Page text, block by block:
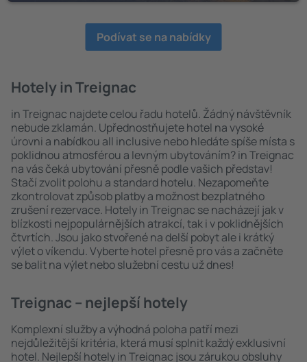
Podívat se na nabídky
Hotely in Treignac
in Treignac najdete celou řadu hotelů. Žádný návštěvník
nebude zklamán. Upřednostňujete hotel na vysoké
úrovni a nabídkou all inclusive nebo hledáte spíše místa s
poklidnou atmosférou a levným ubytováním? in Treignac
na vás čeká ubytování přesně podle vašich představ!
Stačí zvolit polohu a standard hotelu. Nezapomeňte
zkontrolovat způsob platby a možnost bezplatného
zrušení rezervace. Hotely in Treignac se nacházejí jak v
blízkosti nejpopulárnějších atrakcí, tak i v poklidnějších
čtvrtích. Jsou jako stvořené na delší pobyt ale i krátký
výlet o víkendu. Vyberte hotel přesně pro vás a začněte
se balit na výlet nebo služební cestu už dnes!
Treignac – nejlepší hotely
Komplexní služby a výhodná poloha patří mezi
nejdůležitější kritéria, která musí splnit každý exklusivní
hotel. Nejlepší hotely in Treignac jsou zárukou obsluhy